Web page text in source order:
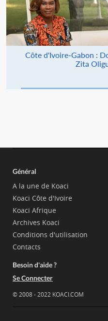
Côte d'Ivoire-Gabon :
Zita
Général
A la une de Koaci
Koaci Côte d'Ivoire
Koaci Afrique
Archives Koaci
Conditions d'utilisation
Contacts
Besoin d'aide ?
Se Connecter
© 2008 - 2022 KOACI.COM